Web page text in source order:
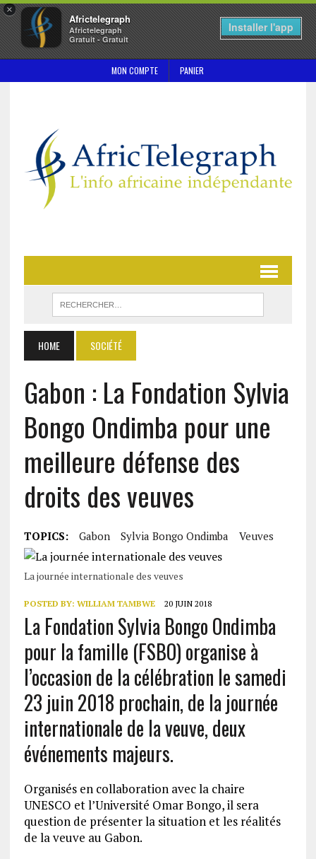
×
Africtelegraph
Africtelegraph
Gratuit - Gratuit
Installer l'app
MON COMPTE PANIER
HOME SOCIÉTÉ
Gabon : La Fondation Sylvia
Bongo Ondimba pour une
meilleure défense des
droits des veuves
TOPICS: Gabon Sylvia Bongo Ondimba Veuves
La journée internationale des veuves
POSTED BY: WILLIAM TAMBWE 20 JUIN 2018
La Fondation Sylvia Bongo Ondimba
pour la famille (FSBO) organise à
l’occasion de la célébration le samedi
23 juin 2018 prochain, de la journée
internationale de la veuve, deux
événements majeurs.
Organisés en collaboration avec la chaire
UNESCO et l’Université Omar Bongo, il sera
question de présenter la situation et les réalités
de la veuve au Gabon.